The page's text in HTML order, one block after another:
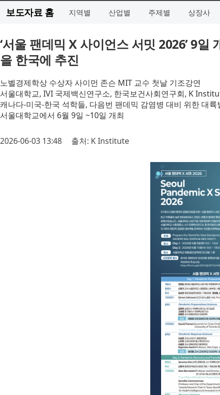
보도자료 홈 지역별 산업별 주제별 상장사
‘서울 팬데믹 X 사이언스 서밋 2026’ 9
을 한국에 추진
노벨경제학상 수상자 사이먼 존슨 MIT 교수 첫날 기조강연
서울대학교, IVI 국제백신연구소, 한국보건사회연구회, K
캐나다-미국-한국 석학들, 다음번 팬데믹 감염병 대비 위한 대
서울대학교에서 6월 9일 ~10일 개최
2026-06-03 13:48 출처: K Institute